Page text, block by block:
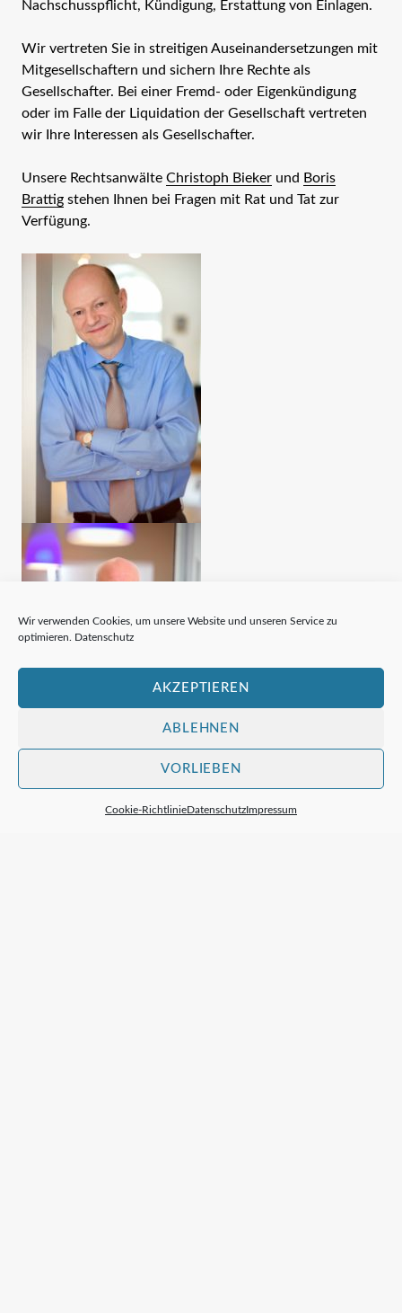
Wir verwenden Cookies, um unsere Website und unseren Service zu
optimieren. Datenschutz
AKZEPTIEREN
ABLEHNEN
VORLIEBEN
Cookie-RichtlinieDatenschutzImpressum
Nachschusspflicht, Kündigung, Erstattung von Einlagen.
Wir vertreten Sie in streitigen Auseinandersetzungen mit
Mitgesellschaftern und sichern Ihre Rechte als
Gesellschafter. Bei einer Fremd- oder Eigenkündigung
oder im Falle der Liquidation der Gesellschaft vertreten
wir Ihre Interessen als Gesellschafter.
Unsere Rechtsanwälte Christoph Bieker und Boris
Brattig stehen Ihnen bei Fragen mit Rat und Tat zur
Verfügung.